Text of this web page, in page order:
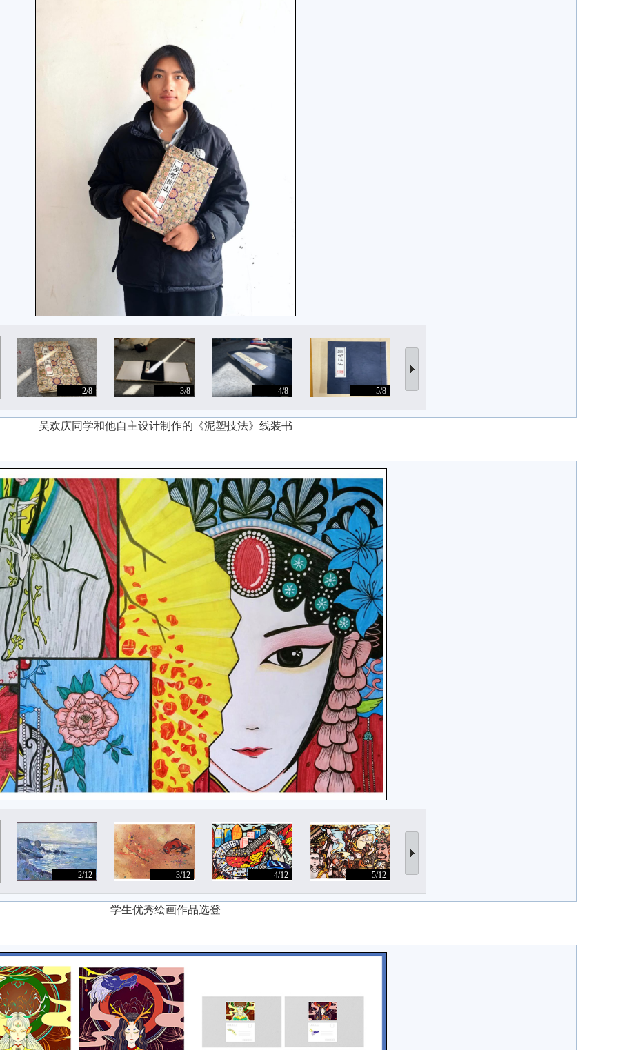
2/8 3/8 4/8 5/8
吴欢庆同学和他自主设计制作的《泥塑技法》线装书
2/12 3/12 4/12 5/12
学生优秀绘画作品选登